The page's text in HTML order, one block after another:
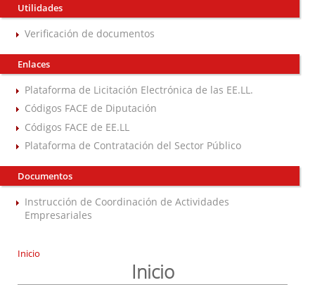
Utilidades
Verificación de documentos
Enlaces
Plataforma de Licitación Electrónica de las EE.LL.
Códigos FACE de Diputación
Códigos FACE de EE.LL
Plataforma de Contratación del Sector Público
Documentos
Instrucción de Coordinación de Actividades
Empresariales
Inicio
Inicio